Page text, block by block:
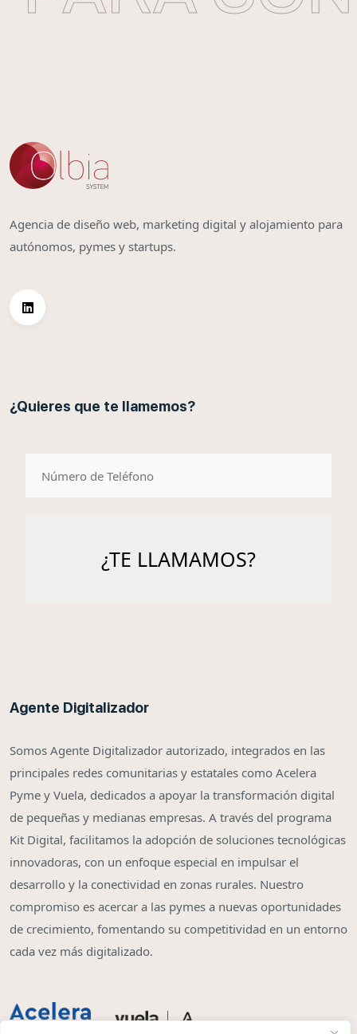
Agencia de diseño web, marketing digital y alojamiento para
autónomos, pymes y startups.
¿Quieres que te llamemos?
Agente Digitalizador
Somos Agente Digitalizador autorizado, integrados en las
principales redes comunitarias y estatales como Acelera
Pyme y Vuela, dedicados a apoyar la transformación digital
de pequeñas y medianas empresas. A través del programa
Kit Digital, facilitamos la adopción de soluciones tecnológicas
innovadoras, con un enfoque especial en impulsar el
desarrollo y la conectividad en zonas rurales. Nuestro
compromiso es acercar a las pymes a nuevas oportunidades
de crecimiento, fomentando su competitividad en un entorno
cada vez más digitalizado.